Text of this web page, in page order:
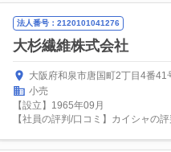
法人番号：2120101041276
大杉繊維株式会社
大阪府和泉市唐国町2丁目4番41
小売
【設立】1965年09月
【社員の評判/口コミ】カイシャの